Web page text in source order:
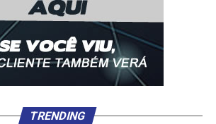
TRENDING